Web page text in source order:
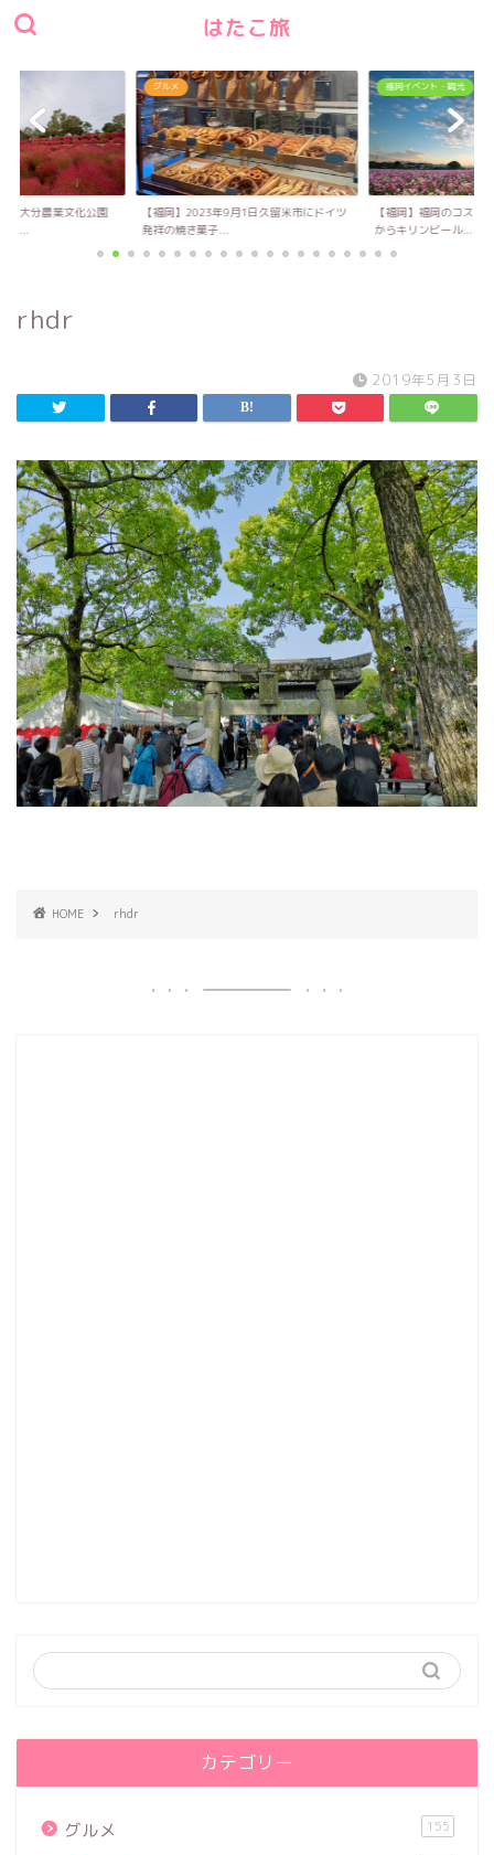
はたこ旅
！大分農業文化公園
キ...
グルメ
【福岡】2023年9月1日久留米市にドイツ
発祥の焼き菓子...
福岡イベント・観光
【福岡】福岡のコスモ
からキリンビール...
rhdr
2019年5月3日
HOME rhdr
カテゴリー
グルメ 155